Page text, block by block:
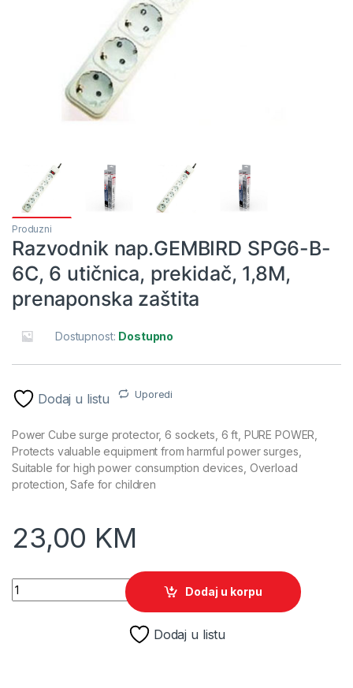
Produzni
Razvodnik nap.GEMBIRD SPG6-B-
6C, 6 utičnica, prekidač, 1,8M,
prenaponska zaštita
Dostupnost: Dostupno
Dodaj u listu Uporedi
Power Cube surge protector, 6 sockets, 6 ft, PURE POWER,
Protects valuable equipment from harmful power surges,
Suitable for high power consumption devices, Overload
protection, Safe for children
23,00 KM
Razvodnik nap.GEMBIRD SPG6-B-6C, 6 utičnica, prekidač,
Dodaj u korpu
Dodaj u listu